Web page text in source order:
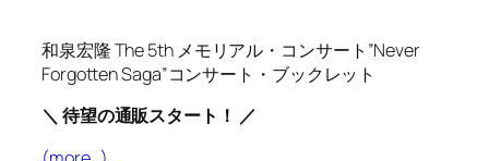
和泉宏隆 The 5th メモリアル・コンサート”Never
Forgotten Saga”コンサート・ブックレット
＼ 待望の通販スタート！ ／